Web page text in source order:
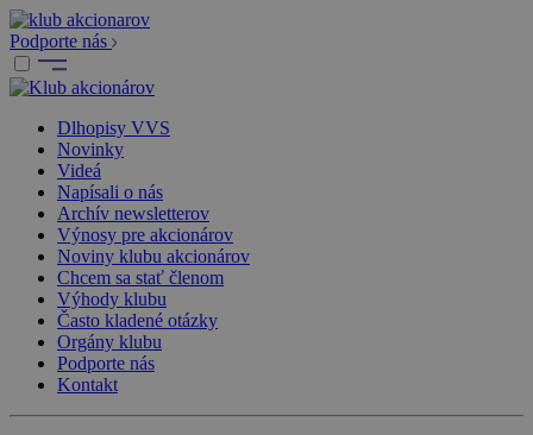
Podporte nás
Dlhopisy VVS
Novinky
Videá
Napísali o nás
Archív newsletterov
Výnosy pre akcionárov
Noviny klubu akcionárov
Chcem sa stať členom
Výhody klubu
Často kladené otázky
Orgány klubu
Podporte nás
Kontakt